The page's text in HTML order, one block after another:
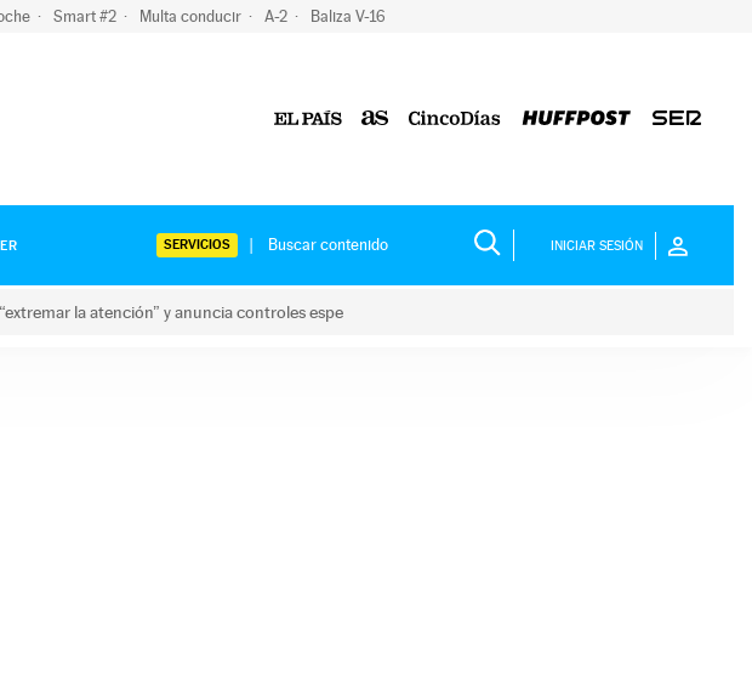
Smart #2 Multa conducir A-2 Baliza V-16
SERVICIOS INICIAR SESIÓN
la atención” y anuncia controles espe